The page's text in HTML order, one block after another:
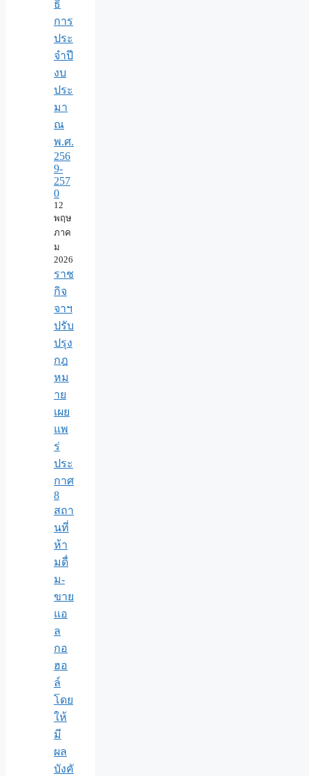
ธิ
การ
ประ
จำปี
งบ
ประ
มา
ณ
พ.ศ.
256
9-
257
0
12
พฤษ
ภาค
ม
2026
ราช
กิจ
จาฯ
ปรับ
ปรุง
กฎ
หม
าย
เผย
แพ
ร่
ประ
กาศ
8
สถา
นที่
ห้า
มดื่
ม-
ขาย
แอ
ล
กอ
ฮอ
ล์
โดย
ให้
มี
ผล
บังคั